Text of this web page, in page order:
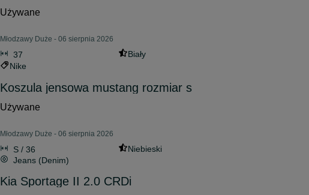
Używane
Młodzawy Duże - 06 sierpnia 2026
37
Biały
Nike
Koszula jensowa mustang rozmiar s
Używane
Młodzawy Duże - 06 sierpnia 2026
S / 36
Niebieski
Jeans (Denim)
Kia Sportage II 2.0 CRDi